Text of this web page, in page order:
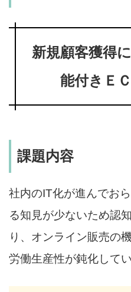
新規顧客獲得
能付きＥ
課題内容
社内のIT化が進んでお
る知見が少ないため認
り、オンライン販売の
労働生産性が鈍化して